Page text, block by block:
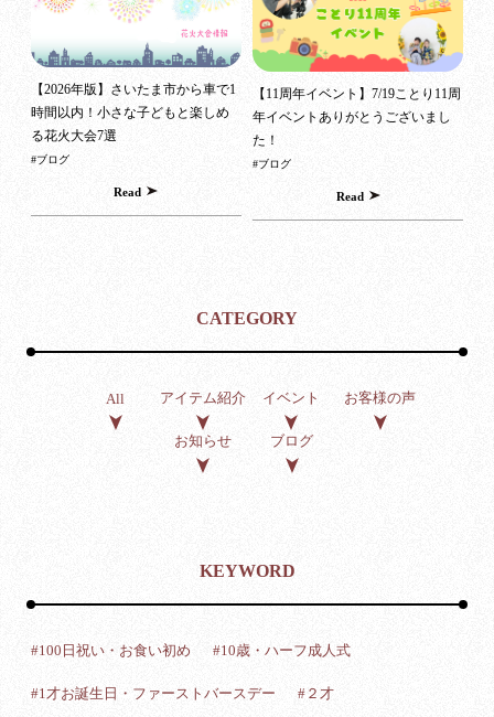
【2026年版】さいたま市から車で1
時間以内！小さな子どもと楽しめ
る花火大会7選
#ブログ
Read
【11周年イベント】7/19ことり11周
年イベントありがとうございまし
た！
#ブログ
Read
CATEGORY
All アイテム紹介 イベント お客様の声
お知らせ ブログ
KEYWORD
#100日祝い・お食い初め #10歳・ハーフ成人式
#1才お誕生日・ファーストバースデー #２才